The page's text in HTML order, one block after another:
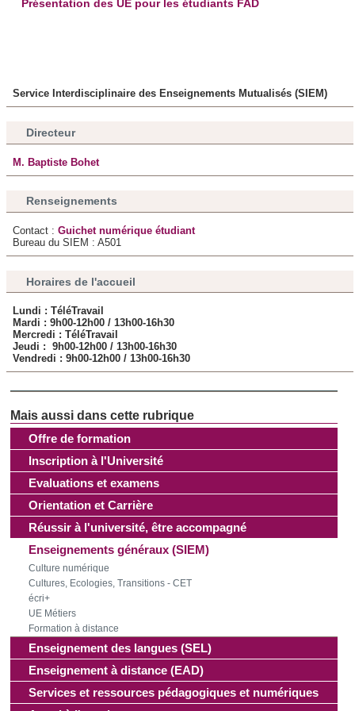
notre site avec nos partenaires de médias sociaux, de
Offre de formation
Inscription à l'Université
Evaluations et examens
Orientation et Carrière
Réussir à l'université, être accompagné
Enseignements généraux (SIEM)
Culture numérique
Cultures, Ecologies, Transitions - CET
écri+
UE Métiers
Formation à distance
Enseignement des langues (SEL)
Enseignement à distance (EAD)
Services et ressources pédagogiques et numériques
Présentation des UE pour les étudiants FAD
Service Interdisciplinaire des Enseignements Mutualisés (SIEM)
Directeur
M. Baptiste Bohet
Renseignements
Contact : Guichet numérique étudiant
Bureau du SIEM : A501
Horaires de l'accueil
Lundi : TéléTravail
Mardi : 9h00-12h00 / 13h00-16h30
Mercredi : TéléTravail
Jeudi : 9h00-12h00 / 13h00-16h30
Vendredi : 9h00-12h00 / 13h00-16h30